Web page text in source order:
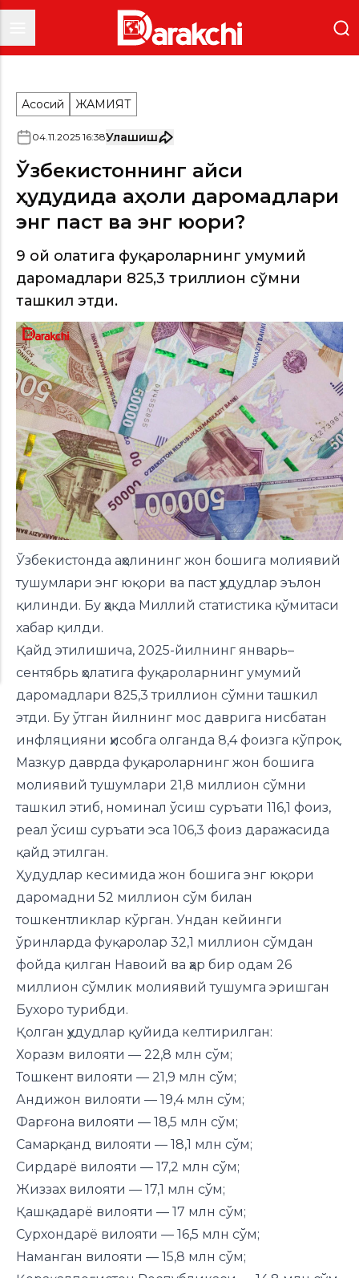
Асосий ЖАМИЯТ
04.11.2025 16:38Улашиш
Ўзбекистоннинг қайси
ҳудудида аҳоли даромадлари
энг паст ва энг юқори?
9 ой ҳолатига фуқароларнинг умумий
даромадлари 825,3 триллион сўмни
ташкил этди.
Ўзбекистонда аҳолининг жон бошига молиявий
тушумлари энг юқори ва паст ҳудудлар эълон
қилинди. Бу ҳақда Миллий статистика қўмитаси
хабар қилди.
Қайд этилишича, 2025-йилнинг январь–
сентябрь ҳолатига фуқароларнинг умумий
даромадлари 825,3 триллион сўмни ташкил
этди. Бу ўтган йилнинг мос даврига нисбатан
инфляцияни ҳисобга олганда 8,4 фоизга кўпроқ.
Мазкур даврда фуқароларнинг жон бошига
молиявий тушумлари 21,8 миллион сўмни
ташкил этиб, номинал ўсиш суръати 116,1 фоиз,
реал ўсиш суръати эса 106,3 фоиз даражасида
қайд этилган.
Ҳудудлар кесимида жон бошига энг юқори
даромадни 52 миллион сўм билан
тошкентликлар кўрган. Ундан кейинги
ўринларда фуқаролар 32,1 миллион сўмдан
фойда қилган Навоий ва ҳар бир одам 26
миллион сўмлик молиявий тушумга эришган
Бухоро турибди.
Қолган ҳудудлар қуйида келтирилган:
Хоразм вилояти — 22,8 млн сўм;
Тошкент вилояти — 21,9 млн сўм;
Андижон вилояти — 19,4 млн сўм;
Фарғона вилояти — 18,5 млн сўм;
Самарқанд вилояти — 18,1 млн сўм;
Сирдарё вилояти — 17,2 млн сўм;
Жиззах вилояти — 17,1 млн сўм;
Қашқадарё вилояти — 17 млн сўм;
Сурхондарё вилояти — 16,5 млн сўм;
Наманган вилояти — 15,8 млн сўм;